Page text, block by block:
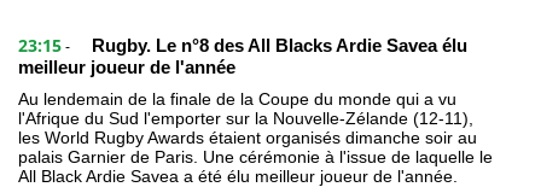
23:15 -
Rugby. Le n°8 des All Blacks Ardie Savea élu
meilleur joueur de l'année
Au lendemain de la finale de la Coupe du monde qui a vu
l'Afrique du Sud l'emporter sur la Nouvelle-Zélande (12-11),
les World Rugby Awards étaient organisés dimanche soir au
palais Garnier de Paris. Une cérémonie à l'issue de laquelle le
All Black Ardie Savea a été élu meilleur joueur de l'année.